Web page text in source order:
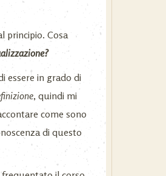
principio. Cosa
essere in grado di
, quindi mi
come sono
di questo